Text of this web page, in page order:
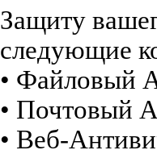
Защиту
следующие
• Файловый
• Почтовый
• Веб-